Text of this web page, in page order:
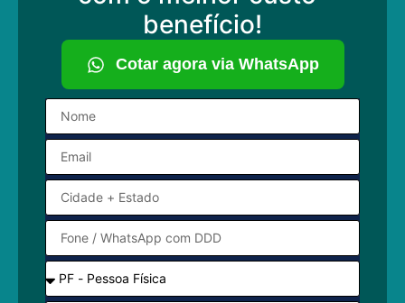
benefício!
Cotar agora via WhatsApp